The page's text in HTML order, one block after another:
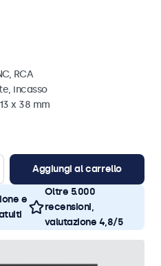
RCA
incasso
x 38 mm
Aggiungi al carrello
e
Oltre 5.000
recensioni,
valutazione 4,8/5